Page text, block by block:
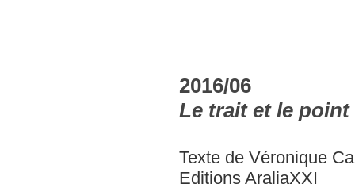
2016/06
Le trait et le point
Texte de Véronique
Editions AraliaXXI